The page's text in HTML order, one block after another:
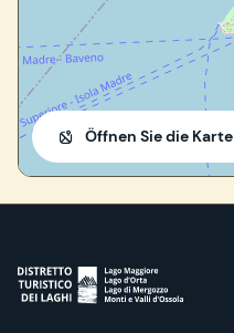
Öffnen Sie die Karte